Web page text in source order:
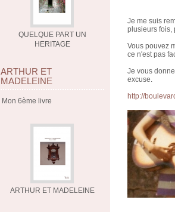
QUELQUE PART UN
HERITAGE
ARTHUR ET
MADELEINE
Mon 6ème livre
ARTHUR ET MADELEINE
Je me suis
plusieurs fois,
Vous pouvez
ce n'est pas
Je vous
excuse.
http://